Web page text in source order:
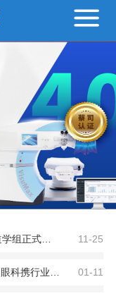
精微筑道 规范领航 | 华厦眼科医院集团泪道学组正式成立！ 11-25
视力快筛信息化技术推广会在厦举办，华厦眼科携行业专家共探近视防控新篇章 01-11